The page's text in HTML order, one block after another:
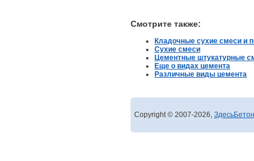
Смотрите также:
Кладочные сухие смеси и
Сухие смеси
Цементные штукатурные
Еще о видах цемента
Различные виды цемента
Copyright © 2007-2026,